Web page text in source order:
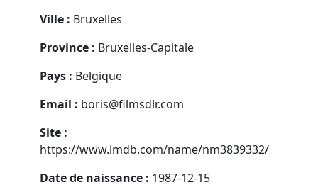
Ville : Bruxelles
Province : Bruxelles-Capitale
Pays : Belgique
Email : boris@filmsdlr.com
Site :
https://www.imdb.com/name/nm3839332/
Date de naissance : 1987-12-15